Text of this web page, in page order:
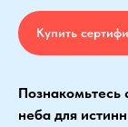
Купить
Познакомьтесь
неба для